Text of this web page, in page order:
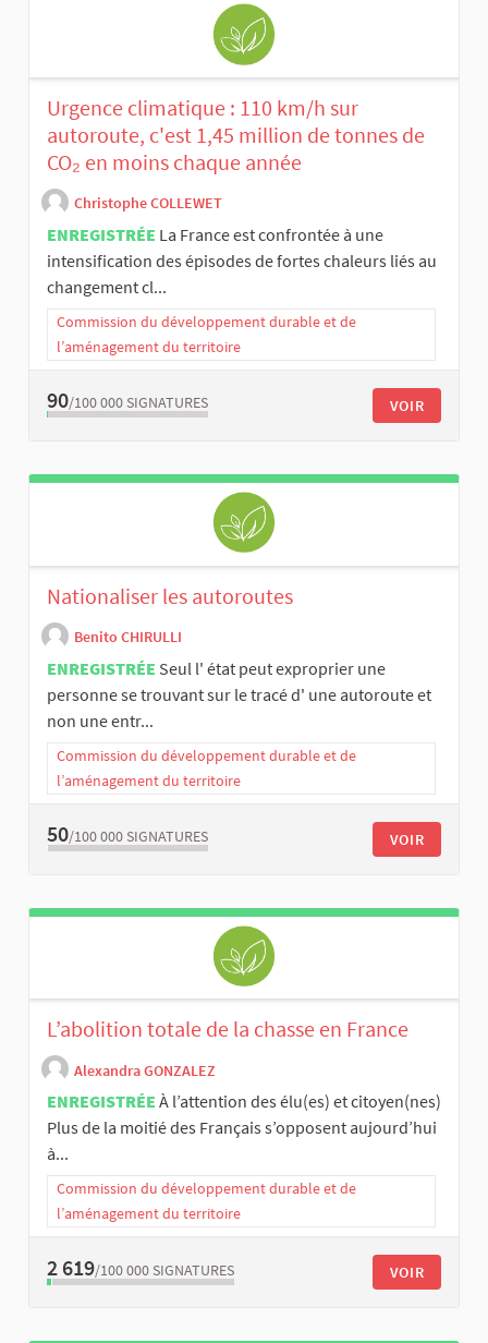
Urgence climatique : 110 km/h sur
autoroute, c'est 1,45 million de tonnes de
CO₂ en moins chaque année
Christophe COLLEWET
ENREGISTRÉE La France est confrontée à une
intensification des épisodes de fortes chaleurs liés au
changement cl...
Commission du développement durable et de
l’aménagement du territoire
90/100 000 SIGNATURES VOIR
Nationaliser les autoroutes
Benito CHIRULLI
ENREGISTRÉE Seul l' état peut exproprier une
personne se trouvant sur le tracé d' une autoroute et
non une entr...
Commission du développement durable et de
l’aménagement du territoire
50/100 000 SIGNATURES VOIR
L’abolition totale de la chasse en France
Alexandra GONZALEZ
ENREGISTRÉE À l’attention des élu(es) et citoyen(nes)
Plus de la moitié des Français s’opposent aujourd’hui
à...
Commission du développement durable et de
l’aménagement du territoire
2 619/100 000 SIGNATURES VOIR